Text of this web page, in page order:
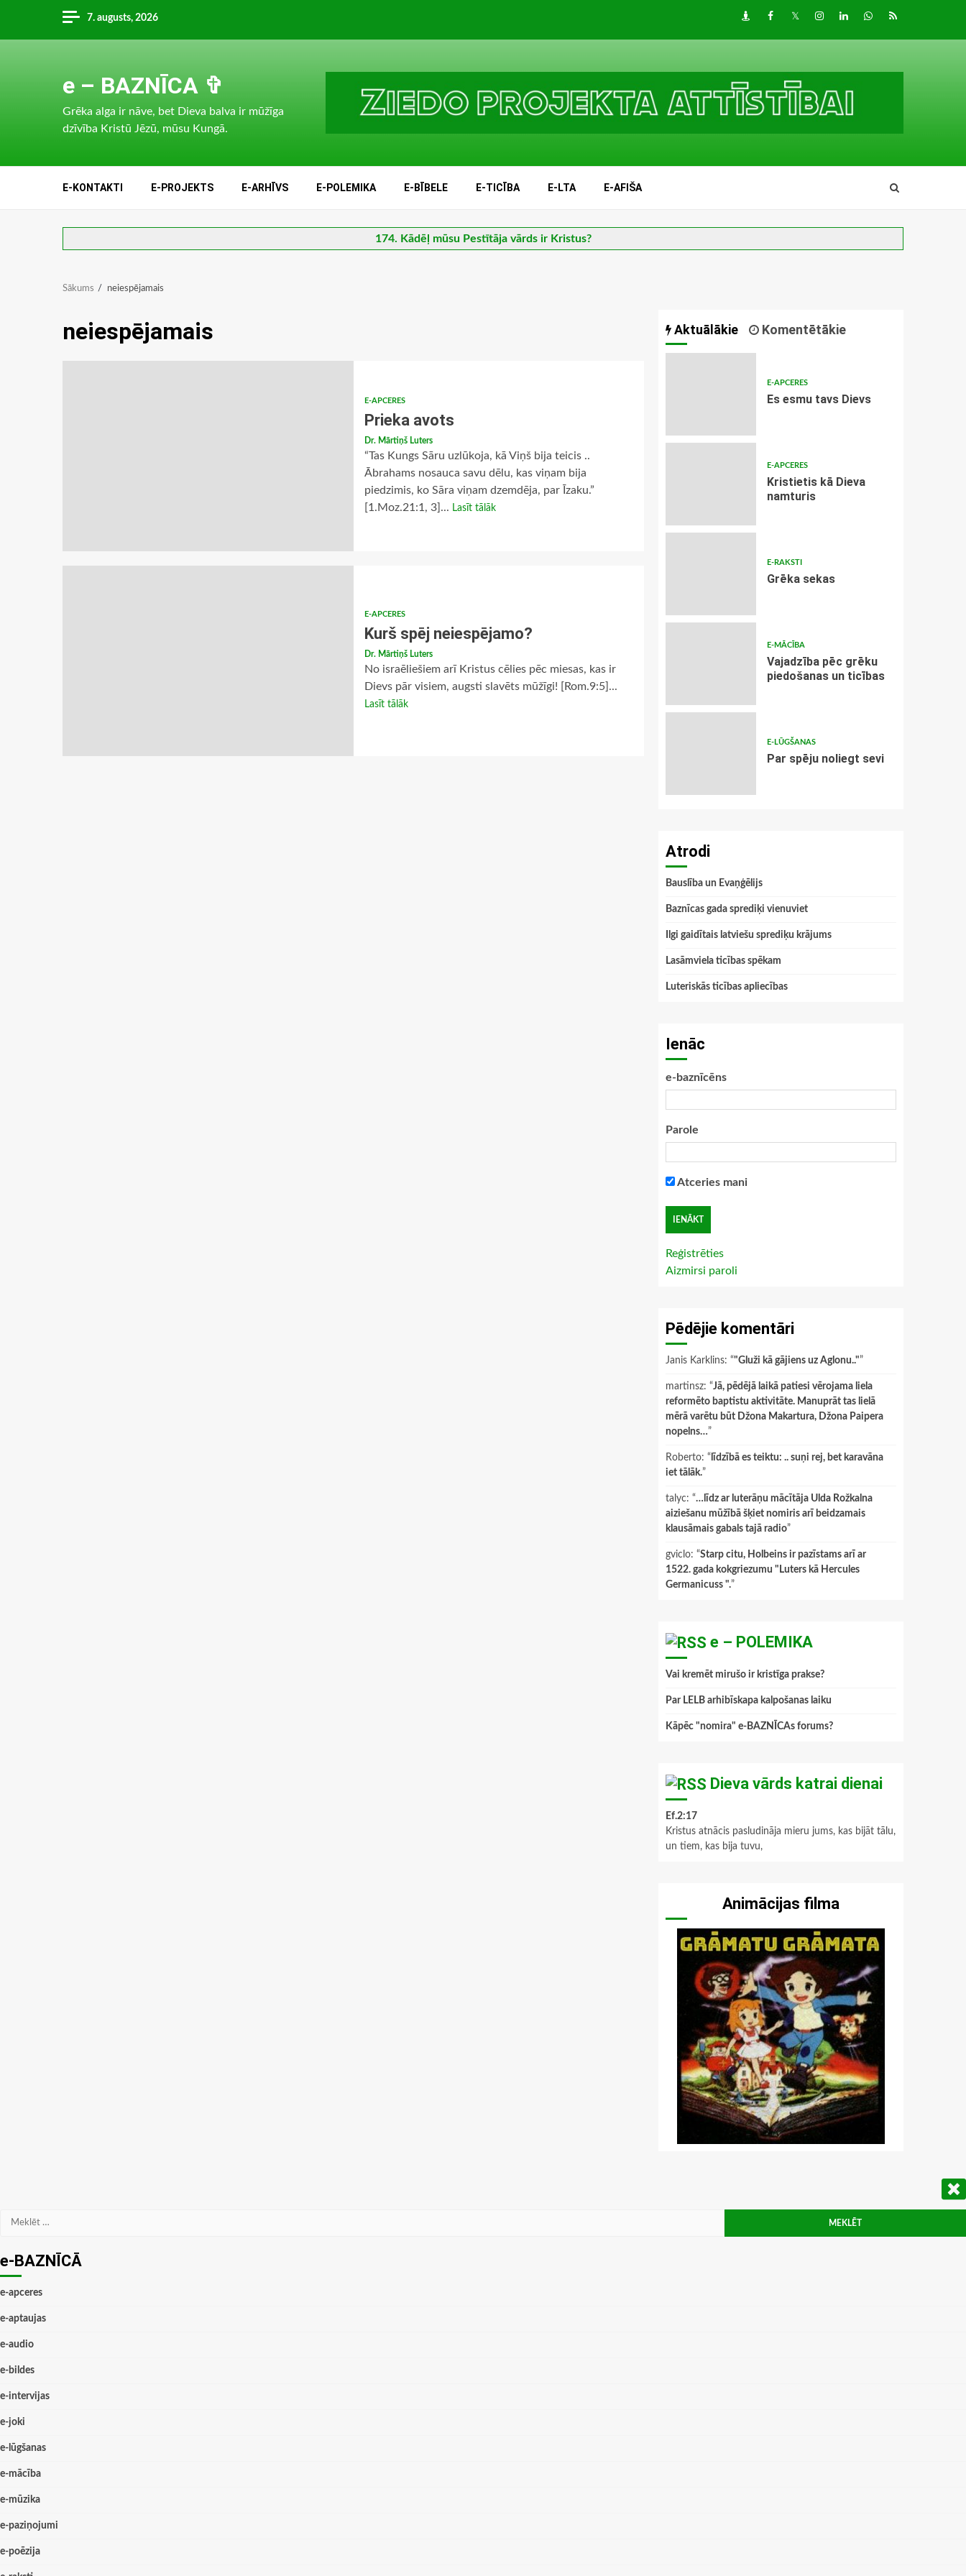
content
7. augusts, 2026 DraugiemFacebook
TwitterInstagram
LinkedInwhatsapp
RSS
e – BAZNĪCA ✞
Grēka alga ir nāve, bet Dieva balva ir mūžīga
dzīvība Kristū Jēzū, mūsu Kungā.
E-KONTAKTI E-PROJEKTS E-ARHĪVS E-POLEMIKA E-BĪBELE E-TICĪBA E-LTA E-AFIŠA
174. Kādēļ mūsu Pestītāja vārds ir Kristus?
Sākums neiespējamais
neiespējamais
E-APCERES
Prieka avots
Dr. Mārtiņš Luters
“Tas Kungs Sāru uzlūkoja, kā Viņš bija teicis ..
Ābrahams nosauca savu dēlu, kas viņam bija
piedzimis, ko Sāra viņam dzemdēja, par Īzaku.”
[1.Moz.21:1, 3]... Lasīt tālāk
E-APCERES
Kurš spēj neiespējamo?
Dr. Mārtiņš Luters
No israēliešiem arī Kristus cēlies pēc miesas, kas ir
Dievs pār visiem, augsti slavēts mūžīgi! [Rom.9:5]...
Lasīt tālāk
Aktuālākie Komentētākie
E-APCERES
Es esmu tavs Dievs
E-APCERES
Kristietis kā Dieva
namturis
E-RAKSTI
Grēka sekas
E-MĀCĪBA
Vajadzība pēc grēku
piedošanas un ticības
E-LŪGŠANAS
Par spēju noliegt sevi
Atrodi
Bauslība un Evaņģēlijs
Baznīcas gada sprediķi vienuviet
Ilgi gaidītais latviešu sprediķu krājums
Lasāmviela ticības spēkam
Luteriskās ticības apliecības
Ienāc
e-baznīcēns
Parole
Atceries mani
Reģistrēties
Aizmirsi paroli
Pēdējie komentāri
Janis Karklins: “"Gluži kā gājiens uz Aglonu.."”
martinsz: “Jā, pēdējā laikā patiesi vērojama liela
reformēto baptistu aktivitāte. Manuprāt tas lielā
mērā varētu būt Džona Makartura, Džona Paipera
nopelns…”
Roberto: “ līdzībā es teiktu: .. suņi rej, bet karavāna
iet tālāk.”
talyc: “…līdz ar luterāņu mācītāja Ulda Rožkalna
aiziešanu mūžībā šķiet nomiris arī beidzamais
klausāmais gabals tajā radio”
gviclo: “Starp citu, Holbeins ir pazīstams arī ar
1522. gada kokgriezumu "Luters kā Hercules
Germanicuss ".”
e – POLEMIKA
Vai kremēt mirušo ir kristīga prakse?
Par LELB arhibīskapa kalpošanas laiku
Kāpēc "nomira" e-BAZNĪCAs forums?
Dieva vārds katrai dienai
Ef.2:17
Kristus atnācis pasludināja mieru jums, kas bijāt tālu,
un tiem, kas bija tuvu,
Animācijas filma
Meklēt:
e-BAZNĪCĀ
e-apceres
e-aptaujas
e-audio
e-bildes
e-intervijas
e-joki
e-lūgšanas
e-mācība
e-mūzika
e-paziņojumi
e-poēzija